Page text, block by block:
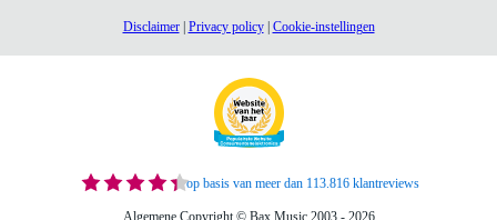
Disclaimer| Privacy policy| Cookie-instellingen
op basis van meer dan 113.816 klantreviews